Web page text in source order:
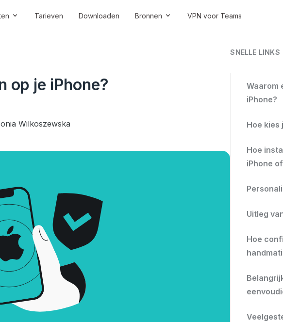
Tarieven Downloaden Bronnen VPN voor Teams
op je iPhone?
Wilkoszewska
SNELLE LINKS
Waarom
iPhone?
Hoe kies
Hoe
iPhone
Uitleg
Hoe